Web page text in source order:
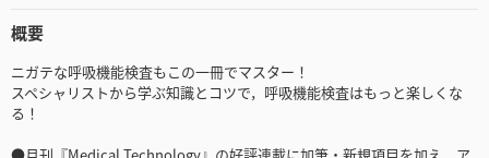
概要
ニガテな呼吸機能検査もこの一冊でマスター！
スペシャリストから学ぶ知識とコツで，呼吸機能検査はもっと楽しくな
る！